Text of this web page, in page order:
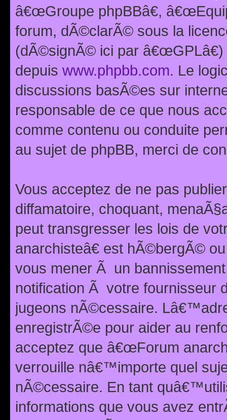
â€œGroupe phpBBâ€,
forum, dÃ©clarÃ© sous la
(dÃ©signÃ© ici par
depuis www.phpbb.com. Le
discussions basÃ©es sur
responsable de ce que nous
comme contenu ou conduite
au sujet de phpBB, merci de
Vous acceptez de ne pas
diffamatoire, choquant,
peut transgresser les lois de
anarchisteâ€ est hÃ©bergÃ©
vous mener Ã un
notification Ã votre fournisseur
jugeons nÃ©cessaire.
enregistrÃ©e pour aider au
acceptez que â€œForum
verrouille nâ€™importe quel
nÃ©cessaire. En tant
informations que vous avez